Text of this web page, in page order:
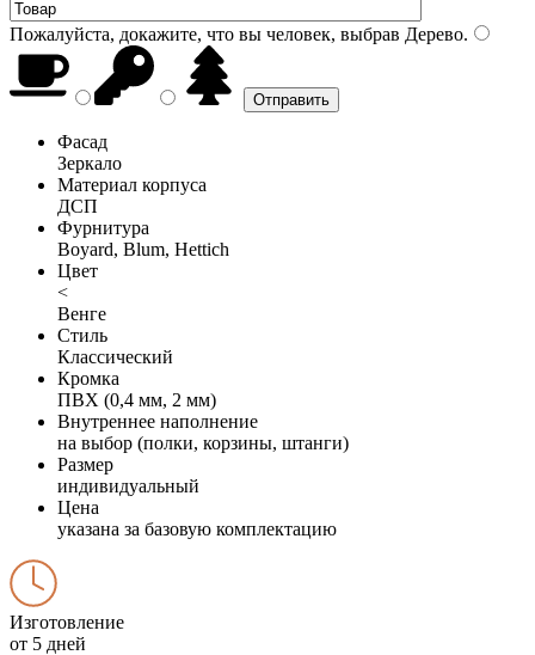
Пожалуйста, докажите, что вы человек, выбрав Дерево.
Фасад
Зеркало
Материал корпуса
ДСП
Фурнитура
Boyard, Blum, Hettich
Цвет
<
Венге
Стиль
Классический
Кромка
ПВХ (0,4 мм, 2 мм)
Внутреннее наполнение
на выбор (полки, корзины, штанги)
Размер
индивидуальный
Цена
указана за базовую комплектацию
Изготовление
от 5 дней